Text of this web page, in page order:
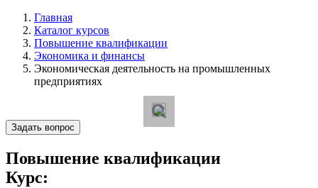
Главная
Каталог курсов
Повышение квалификации
Экономика и финансы
Экономическая деятельность на промышленных
предприятиях
Задать вопрос
Повышение квалификации
Курс: